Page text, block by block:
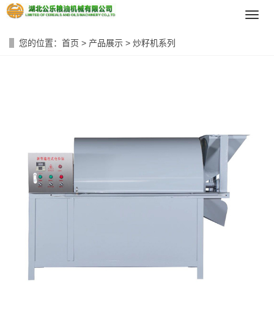
导
您的位置： 首页 > 产品展示 > 炒籽机系列